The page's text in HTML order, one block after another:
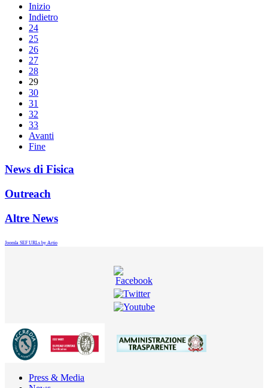
Inizio
Indietro
24
25
26
27
28
29
30
31
32
33
Avanti
Fine
News di Fisica
Outreach
Altre News
Joomla SEF URLs by Artio
Press & Media